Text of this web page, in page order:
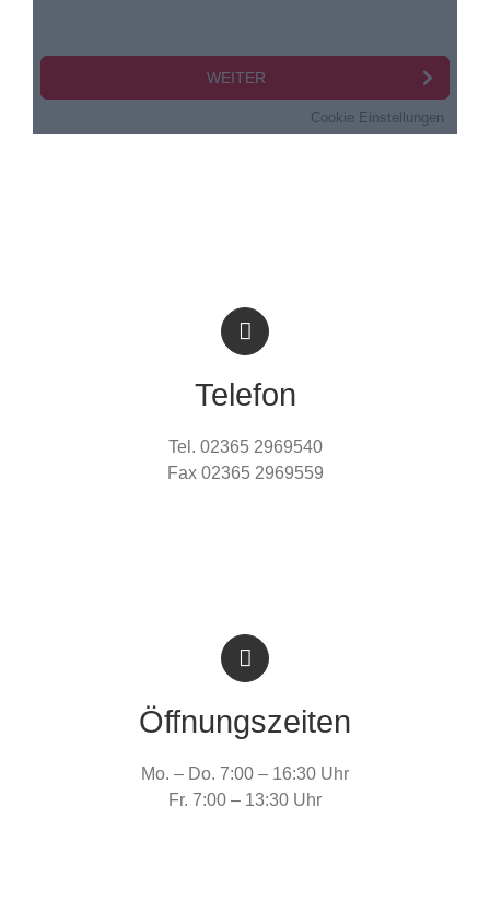
Telefon
Tel. 02365 2969540
Fax 02365 2969559
Öffnungszeiten
Mo. – Do. 7:00 – 16:30 Uhr
Fr. 7:00 – 13:30 Uhr